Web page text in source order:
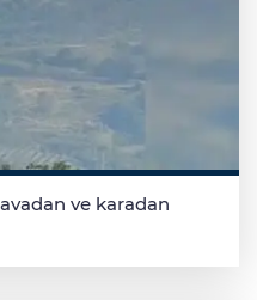
ve karadan